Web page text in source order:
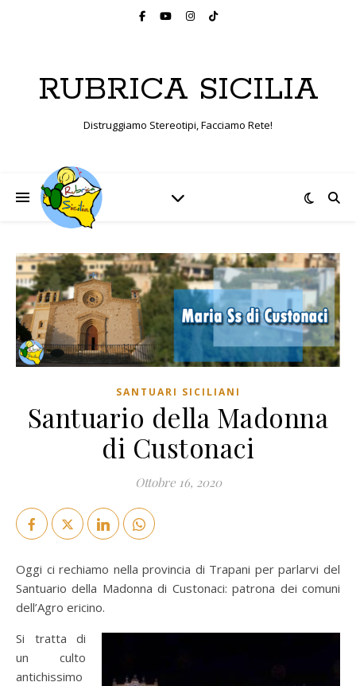
RUBRICA SICILIA
Distruggiamo Stereotipi, Facciamo Rete!
SANTUARI SICILIANI
Santuario della Madonna
di Custonaci
Ottobre 16, 2020
Oggi ci rechiamo nella provincia di Trapani per parlarvi del
Santuario della Madonna di Custonaci: patrona dei comuni
dell’Agro ericino.
Si tratta di
un culto
antichissimo